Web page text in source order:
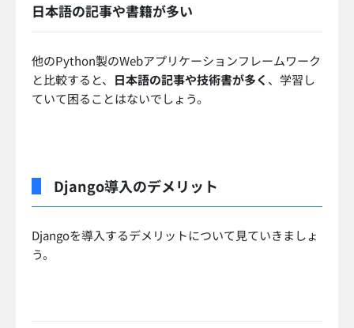
日本語の記事や書籍が多い
他のPython製のWebアプリケーションフレームワーク
と比較すると、 日本語の記事や技術書が多く 、学習し
ていて困ることはないでしょう。
Django導入のデメリット
Djangoを導入するデメリットについて見ていきましょ
う。